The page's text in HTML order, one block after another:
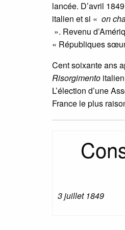
lancée. D’avril
italien et si « on
». Revenu
« Républiques
Cent soixante ans
Risorgimento
L’élection d’une
France le plus
3 juillet 1849